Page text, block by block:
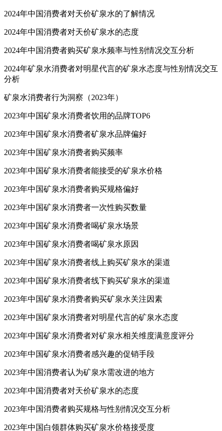
2024年中国消费者认为矿泉水需改进的地方
2024年中国消费者对天价矿泉水的了解情况
2024年中国消费者对天价矿泉水的态度
2024年中国消费者购买矿泉水频率与性别情况交互分析
2024年矿泉水消费者对明星代言的矿泉水态度与性别情况交互
分析
矿泉水消费者行为洞察（2023年）
2023年中国矿泉水消费者饮用的品牌TOP6
2023年中国矿泉水消费者矿泉水品牌偏好
2023年中国矿泉水消费者购买频率
2023年中国矿泉水消费者能接受的矿泉水价格
2023年中国矿泉水消费者购买规格偏好
2023年中国矿泉水消费者一次性购买数量
2023年中国矿泉水消费者喝矿泉水场景
2023年中国矿泉水消费者喝矿泉水原因
2023年中国矿泉水消费者线上购买矿泉水的渠道
2023年中国矿泉水消费者线下购买矿泉水的渠道
2023年中国矿泉水消费者购买矿泉水关注因素
2023年中国矿泉水消费者对明星代言的矿泉水态度
2023年中国矿泉水消费者对矿泉水相关维度满意度评分
2023年中国矿泉水消费者感兴趣的促销手段
2023年中国消费者认为矿泉水需改进的地方
2023年中国消费者对天价矿泉水的态度
2023年中国消费者购买规格与性别情况交互分析